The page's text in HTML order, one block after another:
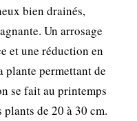
bien drainés,
Un arrosage
et une réduction en
permettant de
se fait au printemps
de 20 à 30 cm.